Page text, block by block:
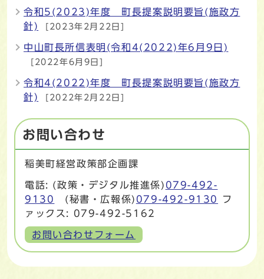
令和5(2023)年度 町長提案説明要旨(施政方
針)
[2023年2月22日]
中山町長所信表明(令和4(2022)年6月9日)
[2022年6月9日]
令和4(2022)年度 町長提案説明要旨(施政方
針)
[2022年2月22日]
お問い合わせ
稲美町経営政策部企画課
電話: (政策・デジタル推進係) 079-492-
9130
(秘書・広報係) 079-492-9130
フ
ァックス: 079-492-5162
お問い合わせフォーム